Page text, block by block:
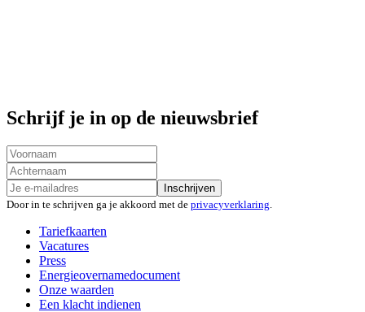
Schrijf je in op de nieuwsbrief
Inschrijven
Door in te schrijven ga je akkoord met de privacyverklaring
Tariefkaarten
Vacatures
Press
Energieovernamedocument
Onze waarden
Een klacht indienen